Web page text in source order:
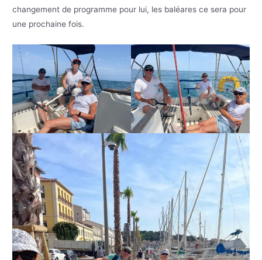
changement de programme pour lui, les baléares ce sera pour
une prochaine fois.